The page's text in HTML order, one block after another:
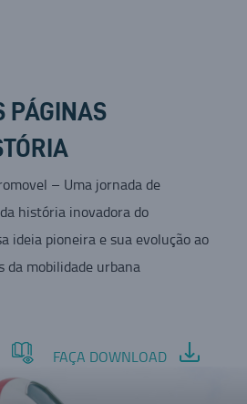
PÁGINAS
– Uma jornada de
história inovadora do
ideia pioneira e sua evolução ao
da mobilidade urbana
FAÇA DOWNLOAD